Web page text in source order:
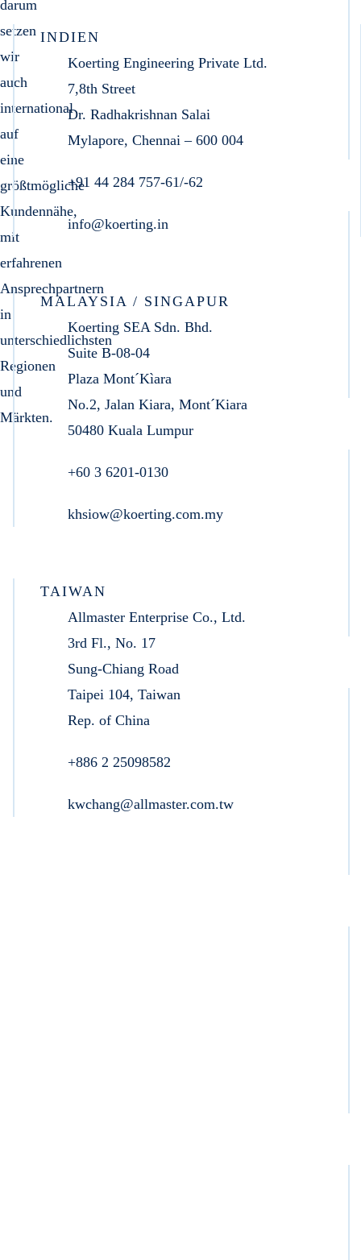
darum
setzen
wir
auch
international
auf
eine
größtmögliche
Kundennähe,
mit
erfahrenen
Ansprechpartnern
in
unterschiedlichsten
Regionen
und
Märkten.
INDIEN
Koerting Engineering Private Ltd.
7,8th Street
Dr. Radhakrishnan Salai
Mylapore, Chennai – 600 004
+91 44 284 757-61/-62
info@koerting.in
MALAYSIA / SINGAPUR
Koerting SEA Sdn. Bhd.
Suite B-08-04
Plaza Mont´Kìara
No.2, Jalan Kiara, Mont´Kiara
50480 Kuala Lumpur
+60 3 6201-0130
khsiow@koerting.com.my
TAIWAN
Allmaster Enterprise Co., Ltd.
3rd Fl., No. 17
Sung-Chiang Road
Taipei 104, Taiwan
Rep. of China
+886 2 25098582
kwchang@allmaster.com.tw